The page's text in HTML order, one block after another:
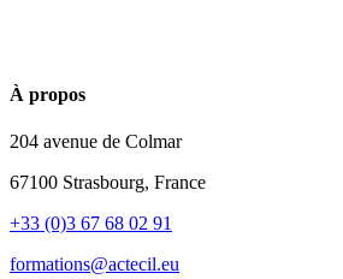
À propos
204 avenue de Colmar
67100 Strasbourg, France
+33 (0)3 67 68 02 91
formations@actecil.eu